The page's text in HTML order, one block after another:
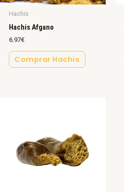
Hachis
Hachis Afgano
6.97€
Comprar Hachis